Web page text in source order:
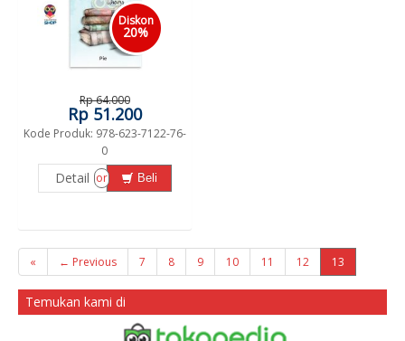
Diskon
20%
Rp 64.000
Rp 51.200
Kode Produk: 978-623-7122-76-
0
Detail or Beli
« ← Previous 7 8 9 10 11 12 13
Temukan kami di